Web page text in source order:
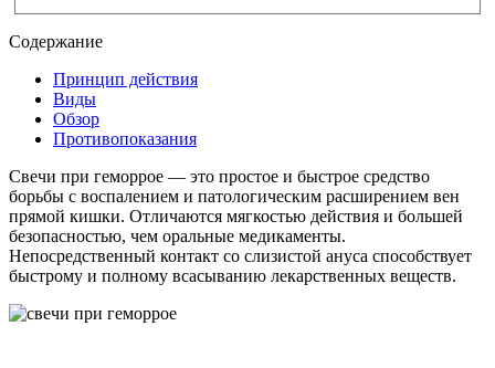
Содержание
Принцип действия
Виды
Обзор
Противопоказания
Свечи при геморрое — это простое и быстрое средство
борьбы с воспалением и патологическим расширением вен
прямой кишки. Отличаются мягкостью действия и большей
безопасностью, чем оральные медикаменты.
Непосредственный контакт со слизистой ануса способствует
быстрому и полному всасыванию лекарственных веществ.